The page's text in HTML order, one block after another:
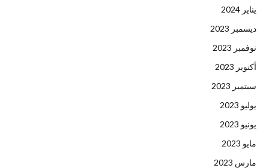
يناير 2024
ديسمبر 2023
نوفمبر 2023
أكتوبر 2023
سبتمبر 2023
يوليو 2023
يونيو 2023
مايو 2023
مارس 2023